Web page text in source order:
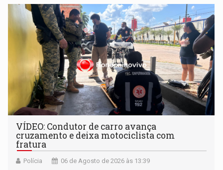
VÍDEO: Condutor de carro avança
cruzamento e deixa motociclista com
fratura
Polícia 06 de Agosto de 2026 às 13:39